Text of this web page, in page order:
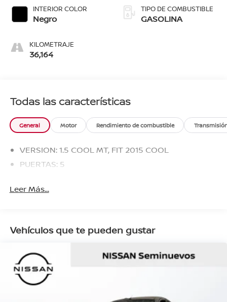
INTERIOR COLOR
Negro
KILOMETRAJE
36,164
TIPO DE COMBUSTIBLE
GASOLINA
Todas las características
General Motor Rendimiento de combustible
VERSION: 1.5 COOL MT, FIT 2015 COOL
PUERTAS: 5
Leer Más...
Vehículos que te pueden gustar